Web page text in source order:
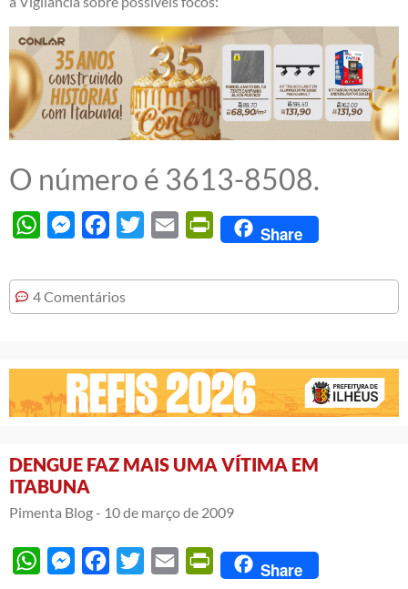
O número é 3613-8508.
WhatsAppMessengerFacebook
Twitter Email PrintFriendly
Share
4 Comentários
DENGUE FAZ MAIS UMA VÍTIMA EM
ITABUNA
Pimenta Blog - 10 de março de 2009
WhatsAppMessengerFacebook
Twitter Email PrintFriendly
Share